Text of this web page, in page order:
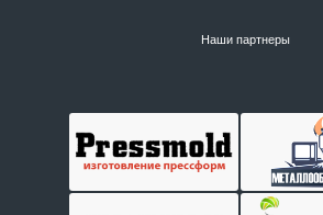
Наши партнеры